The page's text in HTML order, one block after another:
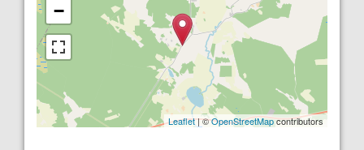
−
Leaflet| ©OpenStreetMapcontributors